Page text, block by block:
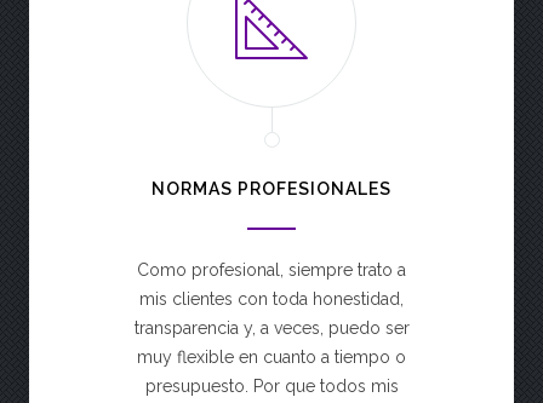
NORMAS PROFESIONALES
Como profesional, siempre trato a
mis clientes con toda honestidad,
transparencia y, a veces, puedo ser
muy flexible en cuanto a tiempo o
presupuesto. Por que todos mis